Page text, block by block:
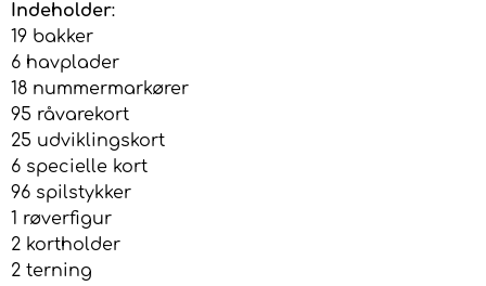
Indeholder:
19 bakker
6 havplader
18 nummermarkører
95 råvarekort
25 udviklingskort
6 specielle kort
96 spilstykker
1 røverfigur
2 kortholder
2 terning